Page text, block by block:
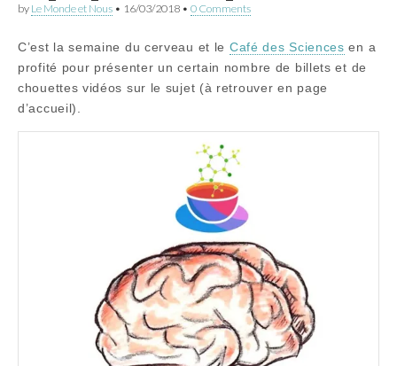
by Le Monde et Nous • 16/03/2018 • 0 Comments
C’est la semaine du cerveau et le Café des Sciences en a
profité pour présenter un certain nombre de billets et de
chouettes vidéos sur le sujet (à retrouver en page
d’accueil).